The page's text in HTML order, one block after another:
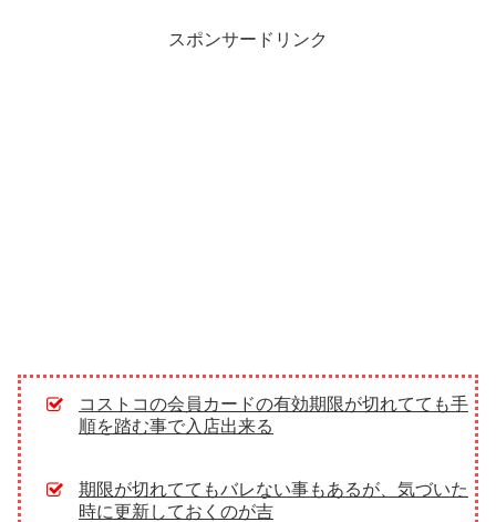
スポンサードリンク
コストコの会員カードの有効期限が切れてても手
順を踏む事で入店出来る
期限が切れててもバレない事もあるが、気づいた
時に更新しておくのが吉